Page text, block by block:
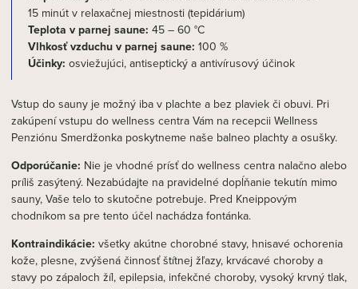
15 minút v relaxačnej miestnosti (tepidárium)
Teplota v parnej saune: 45 – 60 °C
Vlhkosť vzduchu v parnej saune: 100 %
Účinky: osviežujúci, antiseptický a antivírusový účinok
Vstup do sauny je možný iba v plachte a bez plaviek či obuvi. Pri
zakúpení vstupu do wellness centra Vám na recepcii Wellness
Penziónu Smerdžonka poskytneme naše balneo plachty a osušky.
Odporúčanie: Nie je vhodné prísť do wellness centra nalačno alebo
príliš zasýtený. Nezabúdajte na pravidelné dopĺňanie tekutín mimo
sauny, Vaše telo to skutočne potrebuje. Pred Kneippovým
chodníkom sa pre tento účel nachádza fontánka.
Kontraindikácie: všetky akútne chorobné stavy, hnisavé ochorenia
kože, plesne, zvýšená činnosť štítnej žľazy, krvácavé choroby a
stavy po zápaloch žíl, epilepsia, infekčné choroby, vysoký krvný tlak,